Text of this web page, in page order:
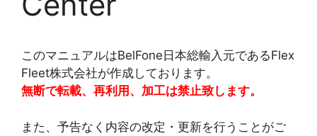
このマニュアルはBelFone日本総輸入元であるFlex
Fleet株式会社が作成しております。
無断で転載、再利用、加工は禁止致します。
また、予告なく内容の改定・更新を行うことがご